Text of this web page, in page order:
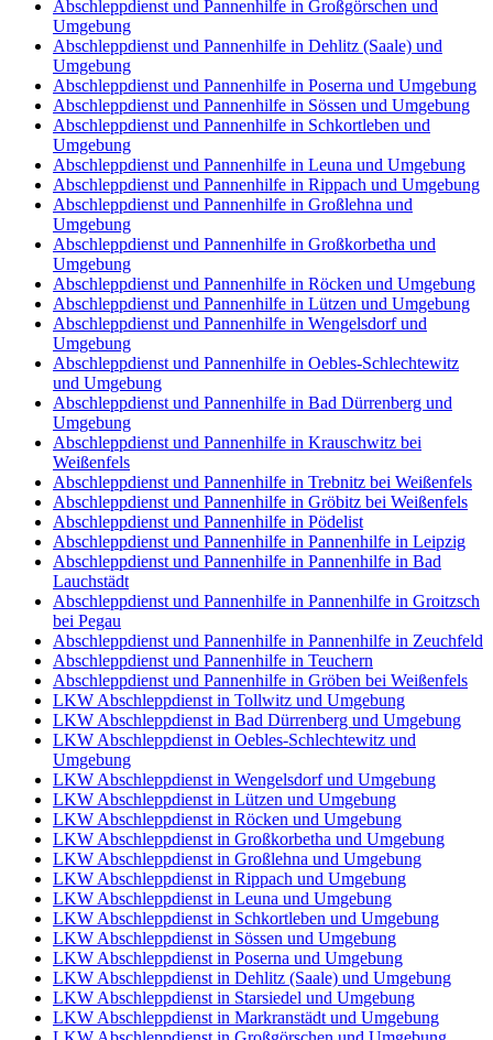
Abschleppdienst und Pannenhilfe in Großgörschen und
Umgebung
Abschleppdienst und Pannenhilfe in Dehlitz (Saale) und
Umgebung
Abschleppdienst und Pannenhilfe in Poserna und Umgebung
Abschleppdienst und Pannenhilfe in Sössen und Umgebung
Abschleppdienst und Pannenhilfe in Schkortleben und
Umgebung
Abschleppdienst und Pannenhilfe in Leuna und Umgebung
Abschleppdienst und Pannenhilfe in Rippach und Umgebung
Abschleppdienst und Pannenhilfe in Großlehna und
Umgebung
Abschleppdienst und Pannenhilfe in Großkorbetha und
Umgebung
Abschleppdienst und Pannenhilfe in Röcken und Umgebung
Abschleppdienst und Pannenhilfe in Lützen und Umgebung
Abschleppdienst und Pannenhilfe in Wengelsdorf und
Umgebung
Abschleppdienst und Pannenhilfe in Oebles-Schlechtewitz
und Umgebung
Abschleppdienst und Pannenhilfe in Bad Dürrenberg und
Umgebung
Abschleppdienst und Pannenhilfe in Krauschwitz bei
Weißenfels
Abschleppdienst und Pannenhilfe in Trebnitz bei Weißenfels
Abschleppdienst und Pannenhilfe in Gröbitz bei Weißenfels
Abschleppdienst und Pannenhilfe in Pödelist
Abschleppdienst und Pannenhilfe in Pannenhilfe in Leipzig
Abschleppdienst und Pannenhilfe in Pannenhilfe in Bad
Lauchstädt
Abschleppdienst und Pannenhilfe in Pannenhilfe in Groitzsch
bei Pegau
Abschleppdienst und Pannenhilfe in Pannenhilfe in Zeuchfeld
Abschleppdienst und Pannenhilfe in Teuchern
Abschleppdienst und Pannenhilfe in Gröben bei Weißenfels
LKW Abschleppdienst in Tollwitz und Umgebung
LKW Abschleppdienst in Bad Dürrenberg und Umgebung
LKW Abschleppdienst in Oebles-Schlechtewitz und
Umgebung
LKW Abschleppdienst in Wengelsdorf und Umgebung
LKW Abschleppdienst in Lützen und Umgebung
LKW Abschleppdienst in Röcken und Umgebung
LKW Abschleppdienst in Großkorbetha und Umgebung
LKW Abschleppdienst in Großlehna und Umgebung
LKW Abschleppdienst in Rippach und Umgebung
LKW Abschleppdienst in Leuna und Umgebung
LKW Abschleppdienst in Schkortleben und Umgebung
LKW Abschleppdienst in Sössen und Umgebung
LKW Abschleppdienst in Poserna und Umgebung
LKW Abschleppdienst in Dehlitz (Saale) und Umgebung
LKW Abschleppdienst in Starsiedel und Umgebung
LKW Abschleppdienst in Markranstädt und Umgebung